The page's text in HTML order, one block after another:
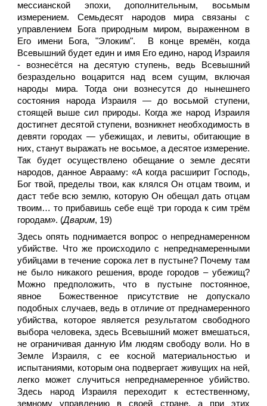
мессианской эпохи, дополнительным, восьмым
измерением. Семьдесят народов мира связаны с
управлением Бога природным миром, выраженном в
Его имени Бога, "Элоким". В конце времён, когда
Всевышний будет един и имя Его едино, народ Израиля
- вознесётся на десятую ступень, ведь Всевышний
безраздельно воцарится над всем сущим, включая
народы мира. Тогда они вознесутся до нынешнего
состояния народа Израиля — до восьмой ступени,
стоящей выше сил природы. Когда же народ Израиля
достигнет десятой ступени, возникнет необходимость в
девяти городах — убежищах, и левиты, обитающие в
них, станут выражать не восьмое, а десятое измерение.
Так будет осуществлено обещание о земле десяти
народов, данное Аврааму: «А когда расширит Господь,
Бог твой, пределы твои, как клялся Он отцам твоим, и
даст тебе всю землю, которую Он обещал дать отцам
твоим… то прибавишь себе ещё три города к сим трём
городам». (Дварим, 19)
Здесь опять поднимается вопрос о непреднамеренном
убийстве. Что же происходило с непреднамеренными
убийцами в течение сорока лет в пустыне? Почему там
не было никакого решения, вроде городов – убежищ?
Можно предположить, что в пустыне постоянное,
явное Божественное присутствие не допускало
подобных случаев, ведь в отличие от преднамеренного
убийства, которое является результатом свободного
выбора человека, здесь Всевышний может вмешаться,
не ограничивая данную Им людям свободу воли. Но в
Земле Израиля, с ее косной материальностью и
испытаниями, которым она подвергает живущих на ней,
легко может случиться непреднамеренное убийство.
Здесь народ Израиля переходит к естественному,
земному управлению в своей стране, а при этих